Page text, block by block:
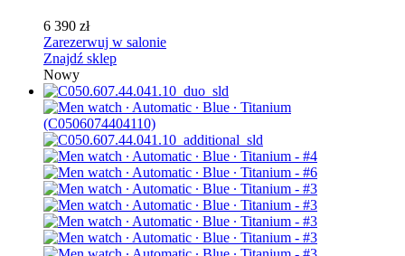
6 390 zł
Zarezerwuj w salonie
Znajdź sklep
Nowy